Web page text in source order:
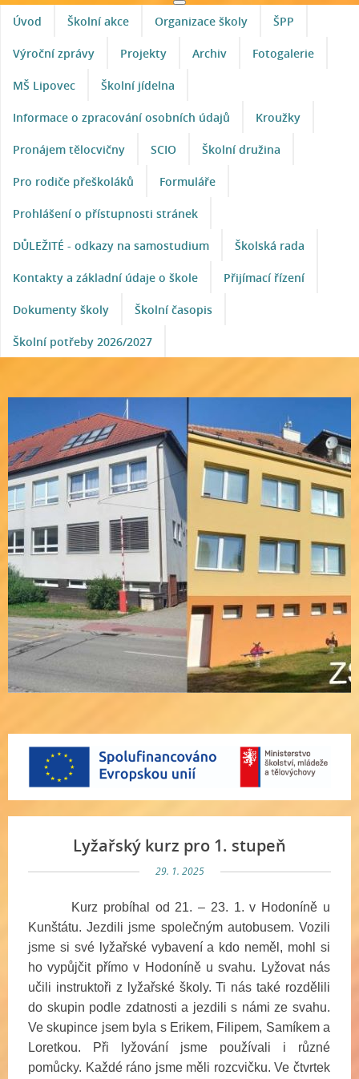
Úvod Školní akce Organizace školy ŠPP
Výroční zprávy Projekty Archiv Fotogalerie
MŠ Lipovec Školní jídelna
Informace o zpracování osobních údajů Kroužky
Pronájem tělocvičny SCIO Školní družina
Pro rodiče přeškoláků Formuláře
Prohlášení o přístupnosti stránek
DŮLEŽITÉ - odkazy na samostudium Školská rada
Kontakty a základní údaje o škole Přijímací řízení
Dokumenty školy Školní časopis
Školní potřeby 2026/2027
Lyžařský kurz pro 1. stupeň
29. 1. 2025
Kurz probíhal od 21. – 23. 1. v Hodoníně u
Kunštátu. Jezdili jsme společným autobusem. Vozili
jsme si své lyžařské vybavení a kdo neměl, mohl si
ho vypůjčit přímo v Hodoníně u svahu. Lyžovat nás
učili instruktoři z lyžařské školy. Ti nás také rozdělili
do skupin podle zdatnosti a jezdili s námi ze svahu.
Ve skupince jsem byla s Erikem, Filipem, Samíkem a
Loretkou. Při lyžování jsme používali i různé
pomůcky. Každé ráno jsme měli rozcvičku. Ve čtvrtek